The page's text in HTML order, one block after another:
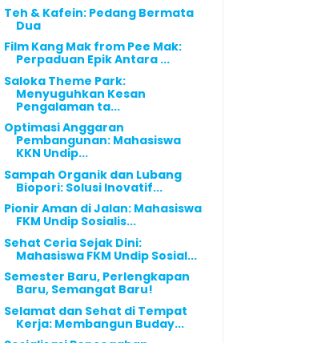
Teh & Kafein: Pedang Bermata
Dua
Film Kang Mak from Pee Mak:
Perpaduan Epik Antara ...
Saloka Theme Park:
Menyuguhkan Kesan
Pengalaman ta...
Optimasi Anggaran
Pembangunan: Mahasiswa
KKN Undip...
Sampah Organik dan Lubang
Biopori: Solusi Inovatif...
Pionir Aman di Jalan: Mahasiswa
FKM Undip Sosialis...
Sehat Ceria Sejak Dini:
Mahasiswa FKM Undip Sosial...
Semester Baru, Perlengkapan
Baru, Semangat Baru!
Selamat dan Sehat di Tempat
Kerja: Membangun Buday...